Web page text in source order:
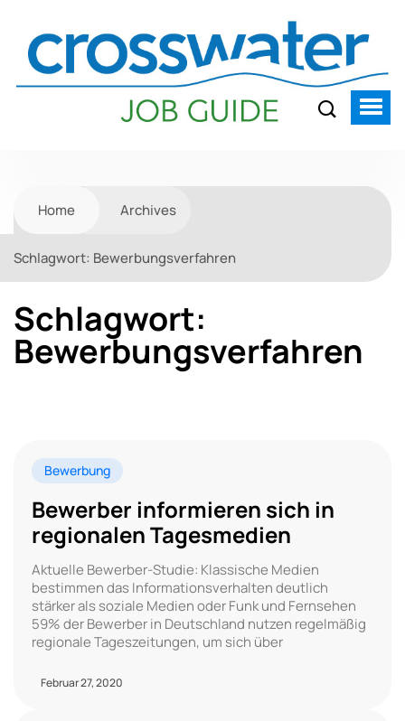
Home Archives
Schlagwort: Bewerbungsverfahren
Schlagwort:
Bewerbungsverfahren
Bewerbung
Bewerber informieren sich in
regionalen Tagesmedien
Aktuelle Bewerber-Studie: Klassische Medien
bestimmen das Informationsverhalten deutlich
stärker als soziale Medien oder Funk und Fernsehen
59% der Bewerber in Deutschland nutzen regelmäßig
regionale Tageszeitungen, um sich über
Februar 27, 2020